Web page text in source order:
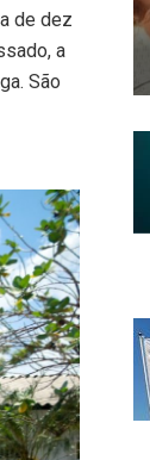
de dez
a
São